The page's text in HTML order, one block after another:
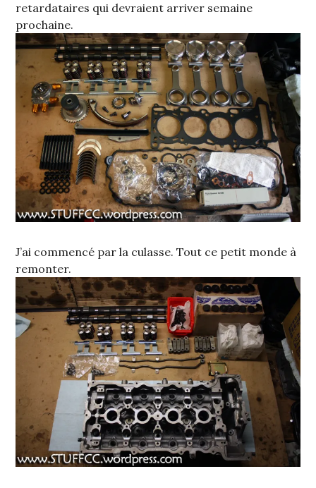
retardataires qui devraient arriver semaine
prochaine.
J’ai commencé par la culasse. Tout ce petit monde à
remonter.